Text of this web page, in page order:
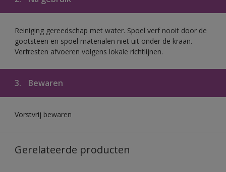
Reiniging gereedschap met water. Spoel verf nooit door de
gootsteen en spoel materialen niet uit onder de kraan.
Verfresten afvoeren volgens lokale richtlijnen.
3. Bewaren
Vorstvrij bewaren
Gerelateerde producten